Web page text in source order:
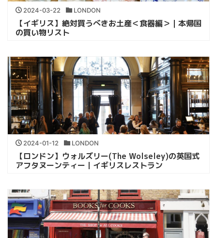
2024-03-22 LONDON
【イギリス】絶対買うべきお土産＜食器編＞｜本帰国
の買い物リスト
2024-01-12 LONDON
【ロンドン】ウォルズリー(The Wolseley)の英国式
アフタヌーンティー｜イギリスレストラン